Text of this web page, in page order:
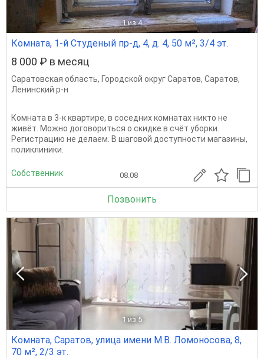
1 из 4
Комната, 1-й Студеный пр-д, 4, д. 4, 50 м², 3/4 эт.
8 000 ₽ в месяц
Саратовская область, Городской округ Саратов, Саратов,
Ленинский р-н
Комната в 3-к квартире, в соседних комнатах никто не
живёт. Можно договориться о скидке в счёт уборки.
Регистрацию не делаем. В шаговой доступности магазины,
поликлиники.
Собственник 08.08
Позвонить
1 из 5
Комната, Саратов, улица имени М.В. Ломоносова, 8,
70 м², 2/3 эт.